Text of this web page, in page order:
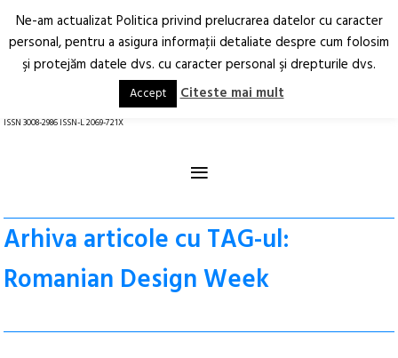
Arhitectură.
Oraș.
RO EN
ISSN 3008-2986 ISSN-L 2069-721X
≡
Arhiva articole cu TAG-ul:
Romanian Design Week
Ne-am actualizat Politica privind prelucrarea datelor cu caracter
personal, pentru a asigura informaţii detaliate despre cum folosim
şi protejăm datele dvs. cu caracter personal şi drepturile dvs.
Accept Citeste mai mult